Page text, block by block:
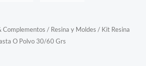
Complementos / Resina y Moldes / Kit Resina
O Polvo 30/60 Grs